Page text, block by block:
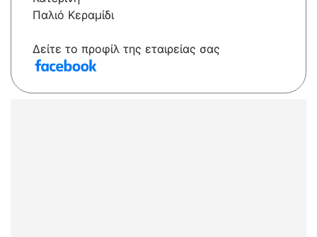
Παλιό Κεραμίδι
Δείτε το προφίλ της εταιρείας σας